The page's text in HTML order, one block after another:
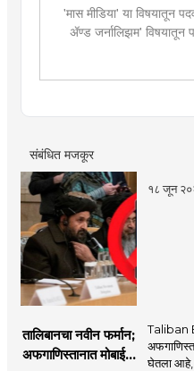
'मास मीडिया' या विषयातून
ॲण्ड जर्नालिझम' विषयातून
दै.'मुंबई तरुण भारत'मध्ये वेब
संगीत, वाचन, फोटोग्राफी,
संबंधित मजकूर
१८ जून
तालिबानचा नवीन फर्मान;
अफगाणिस्तानात मोबाईल
Taliban
घेतला आहे,